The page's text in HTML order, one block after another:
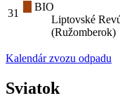
31
BIO
Liptovské
(Ružomberok)
Kalendár zvozu odpadu
Sviatok